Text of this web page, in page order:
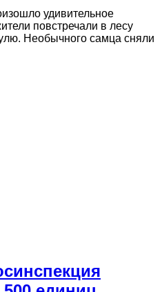
удивительное
повстречали в лесу
Необычного самца сняли